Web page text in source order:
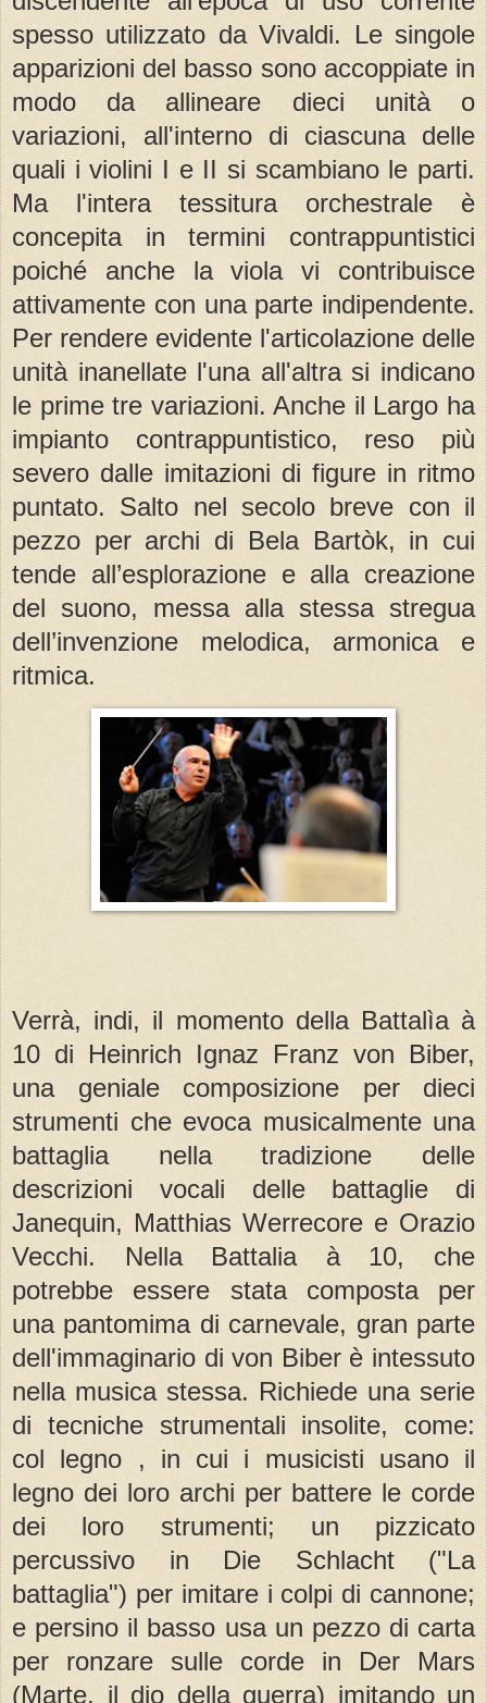
spesso utilizzato da Vivaldi. Le singole
apparizioni del basso sono accoppiate in
modo da allineare dieci unità o
variazioni, all'interno di ciascuna delle
quali i violini I e II si scambiano le parti.
Ma l'intera tessitura orchestrale è
concepita in termini contrappuntistici
poiché anche la viola vi contribuisce
attivamente con una parte indipendente.
Per rendere evidente l'articolazione delle
unità inanellate l'una all'altra si indicano
le prime tre variazioni. Anche il Largo ha
impianto contrappuntistico, reso più
severo dalle imitazioni di figure in ritmo
puntato. Salto nel secolo breve con il
pezzo per archi di Bela Bartòk, in cui
tende all’esplorazione e alla creazione
del suono, messa alla stessa stregua
dell’invenzione melodica, armonica e
ritmica.
Verrà, indi, il momento della Battalìa à
10 di Heinrich Ignaz Franz von Biber,
una geniale composizione per dieci
strumenti che evoca musicalmente una
battaglia nella tradizione delle
descrizioni vocali delle battaglie di
Janequin, Matthias Werrecore e Orazio
Vecchi. Nella Battalia à 10, che
potrebbe essere stata composta per
una pantomima di carnevale, gran parte
dell'immaginario di von Biber è intessuto
nella musica stessa. Richiede una serie
di tecniche strumentali insolite, come:
col legno , in cui i musicisti usano il
legno dei loro archi per battere le corde
dei loro strumenti; un pizzicato
percussivo in Die Schlacht ("La
battaglia") per imitare i colpi di cannone;
e persino il basso usa un pezzo di carta
per ronzare sulle corde in Der Mars
(Marte, il dio della guerra) imitando un